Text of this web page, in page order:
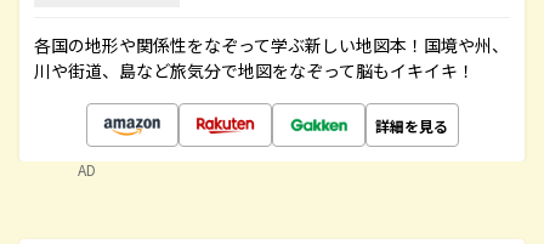
各国の地形や関係性をなぞって学ぶ新しい地図本！国境や州、
川や街道、島など旅気分で地図をなぞって脳もイキイキ！
詳細を見る
AD